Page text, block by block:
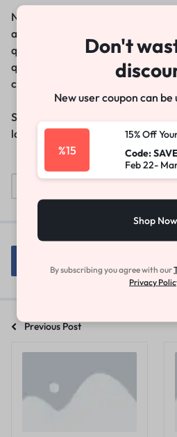
Nemo enim ipsam voluptatem
aut odit aut fugit, sed quia
qui ratione voluptatem sequi
quisquam est, qui dolorem ipsum
consectetur, adipisci velit.
Sed quia non numquam eius modi
labore et dolore magnam
Previous Post
Don't
New user coupon can be
%15
15% Off
Code:
Feb 22-
Shop Now
By subscribing you agree with our
Privacy